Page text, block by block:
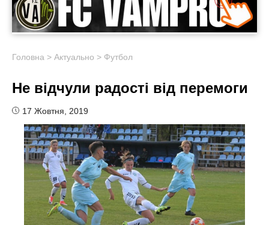
Головна > Актуально > Футбол
Не відчули радості від перемоги
17 Жовтня, 2019